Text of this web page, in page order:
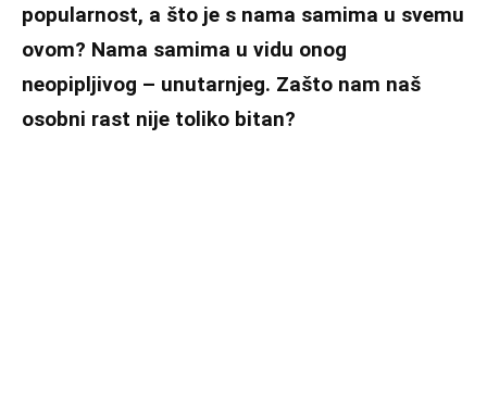
popularnost, a što je s nama samima u svemu
ovom? Nama samima u vidu onog
neopipljivog – unutarnjeg. Zašto nam naš
osobni rast nije toliko bitan?